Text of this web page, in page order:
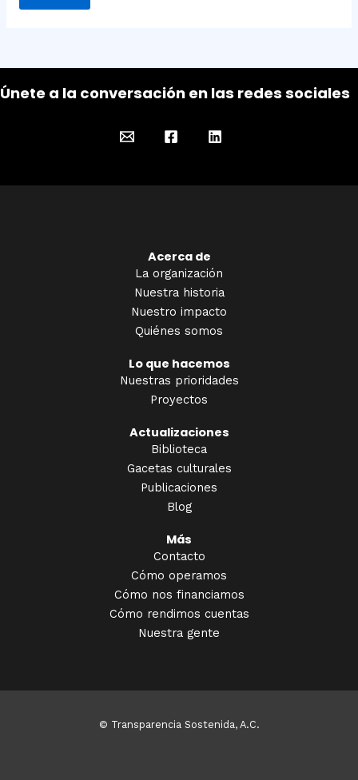
Únete a la conversación en las redes sociales
Acerca de
La organización
Nuestra historia
Nuestro impacto
Quiénes somos
Lo que hacemos
Nuestras prioridades
Proyectos
Actualizaciones
Biblioteca
Gacetas culturales
Publicaciones
Blog
Más
Contacto
Cómo operamos
Cómo nos financiamos
Cómo rendimos cuentas
Nuestra gente
© Transparencia Sostenida, A.C.